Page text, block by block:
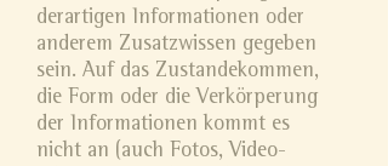
derartigen Informationen oder
anderem Zusatzwissen gegeben
sein. Auf das Zustandekommen,
die Form oder die Verkörperung
der Informationen kommt es
nicht an (auch Fotos, Video-